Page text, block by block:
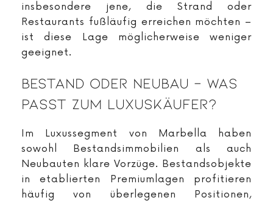
insbesondere jene, die Strand oder
Restaurants fußläufig erreichen möchten –
ist diese Lage möglicherweise weniger
geeignet.
Bestand Oder Neubau – Was
Passt Zum Luxuskäufer?
Im Luxussegment von Marbella haben
sowohl Bestandsimmobilien als auch
Neubauten klare Vorzüge. Bestandsobjekte
in etablierten Premiumlagen profitieren
häufig von überlegenen Positionen,